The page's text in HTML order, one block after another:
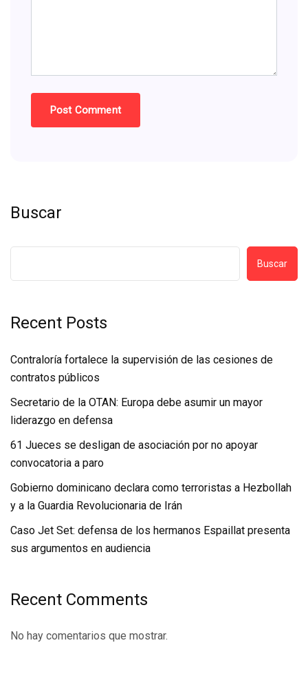
Buscar
Buscar
Recent Posts
Contraloría fortalece la supervisión de las cesiones de
contratos públicos
Secretario de la OTAN: Europa debe asumir un mayor
liderazgo en defensa
61 Jueces se desligan de asociación por no apoyar
convocatoria a paro
Gobierno dominicano declara como terroristas a Hezbollah
y a la Guardia Revolucionaria de Irán
Caso Jet Set: defensa de los hermanos Espaillat presenta
sus argumentos en audiencia
Recent Comments
No hay comentarios que mostrar.